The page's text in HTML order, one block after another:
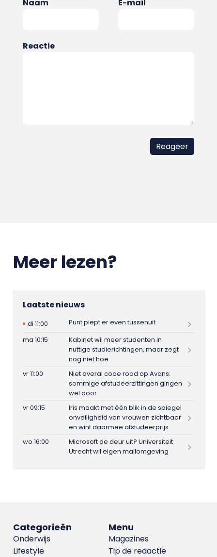
Naam E-mail
Reactie
Meer lezen?
Laatste nieuws
di 11:00
Punt piept er even tussenuit
ma 10:15
Kabinet wil meer studenten in
nuttige studierichtingen, maar zegt
nog niet hoe
vr 11:00
Niet overal code rood op Avans:
sommige afstudeerzittingen gingen
wel door
vr 09:15
Iris maakt met één blik in de spiegel
onveiligheid van vrouwen zichtbaar
en wint daarmee afstudeerprijs
wo 16:00
Microsoft de deur uit? Universiteit
Utrecht wil eigen mailomgeving
Menu
Magazines
Tip de redactie
Categorieën
Onderwijs
Lifestyle